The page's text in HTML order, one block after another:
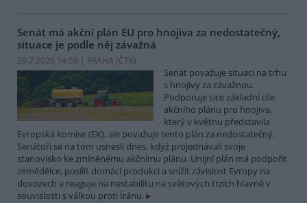
Senát má akční plán EU pro hnojiva za nedostatečný,
situace je podle něj závažná
29.7.2026 14:59 | PRAHA (ČTK)
Senát považuje situaci na trhu
s hnojivy za závažnou.
Podporuje sice základní cíle
akčního plánu pro hnojiva,
který v květnu představila
Evropská komise (EK), ale považuje tento plán za nedostatečný.
Senátoři se na tom usnesli dnes, když projednávali svoje
stanovisko ke zmíněnému akčnímu plánu. Unijní plán má podpořit
zemědělce, posílit domácí produkci a snížit závislost Evropy na
dovozech a reaguje na nestabilitu na světových trzích hlavně v
souvislosti s válkou proti Íránu.